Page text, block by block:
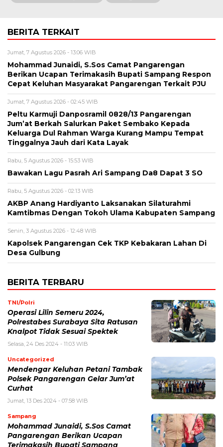
BERITA TERKAIT
Jumat, 7 Agustus 2026 - 13:06 WIB
Mohammad Junaidi, S.Sos Camat Pangarengan
Berikan Ucapan Terimakasih Bupati Sampang Respon
Cepat Keluhan Masyarakat Pangarengan Terkait PJU
Jumat, 7 Agustus 2026 - 02:45 WIB
Peltu Karmuji Danposramil 0828/13 Pangarengan
Jum’at Berkah Salurkan Paket Sembako Kepada
Keluarga Dul Rahman Warga Kurang Mampu Tempat
Tinggalnya Jauh dari Kata Layak
Rabu, 5 Agustus 2026 - 15:53 WIB
Bawakan Lagu Pasrah Ari Sampang Da8 Dapat 3 SO
Rabu, 5 Agustus 2026 - 02:13 WIB
AKBP Anang Hardiyanto Laksanakan Silaturahmi
Kamtibmas Dengan Tokoh Ulama Kabupaten Sampang
Senin, 3 Agustus 2026 - 12:48 WIB
Kapolsek Pangarengan Cek TKP Kebakaran Lahan Di
Desa Gulbung
BERITA TERBARU
TNI/Polri
Operasi Lilin Semeru 2024,
Polrestabes Surabaya Sita Ratusan
Knalpot Tidak Sesuai Spektek
Selasa, 24 Des 2024 - 11:03 WIB
Uncategorized
Mendengar Keluhan Petani Tambak
Polsek Pangarengan Gelar Jum’at
Curhat
Jumat, 13 Des 2024 - 07:58 WIB
Sampang
Mohammad Junaidi, S.Sos Camat
Pangarengan Berikan Ucapan
Terimakasih Bupati Sampang